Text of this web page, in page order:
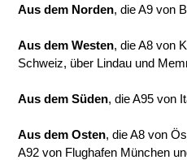
Aus dem Norden, die A9 von
Aus dem Westen, die A8 von
Schweiz, über Lindau und
Aus dem Süden, die A95 von
Aus dem Osten, die A8 von
A92 von Flughafen München